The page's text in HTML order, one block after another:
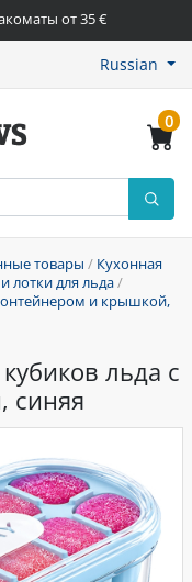
от 35 €
Russian
0
товары / Кухонная
лотки для льда/
и крышкой,
льда с
синяя